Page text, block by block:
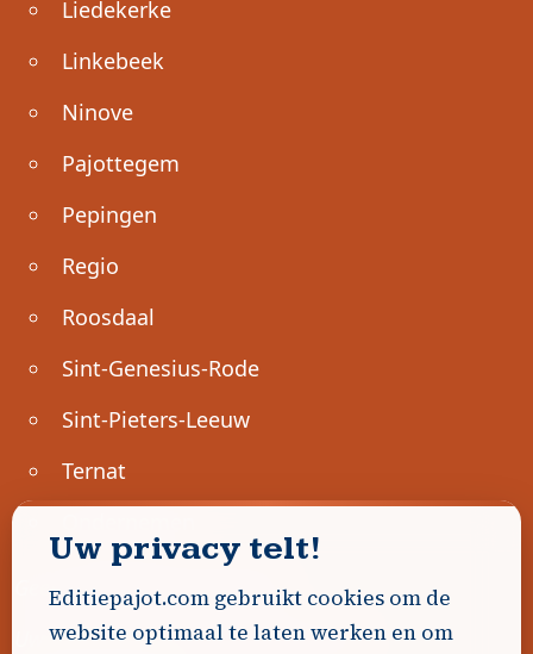
Liedekerke
Linkebeek
Ninove
Pajottegem
Pepingen
Regio
Roosdaal
Sint-Genesius-Rode
Sint-Pieters-Leeuw
Ternat
Geen advertenties gevonden.
Uw advertentie hier? Contacteer ons!
Uw privacy telt!
Editiepajot.com gebruikt cookies om de
website optimaal te laten werken en om